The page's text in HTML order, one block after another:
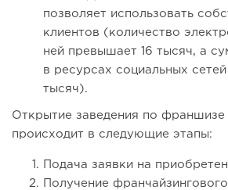
позволяет использовать
клиентов (количество
ней превышает 16 тысяч, а
в ресурсах социальных
тысяч).
Открытие заведения по франшизе
происходит в следующие этапы:
Подача заявки на
Получение